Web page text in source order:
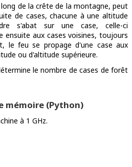
de la crête de la montagne, peut
de cases, chacune à une altitude
s'abat sur une case, celle-ci
ensuite aux cases voisines, toujours
le feu se propage d'une case aux
ou d'altitude supérieure.
le nombre de cases de forêt
mémoire (Python)
à 1 GHz.